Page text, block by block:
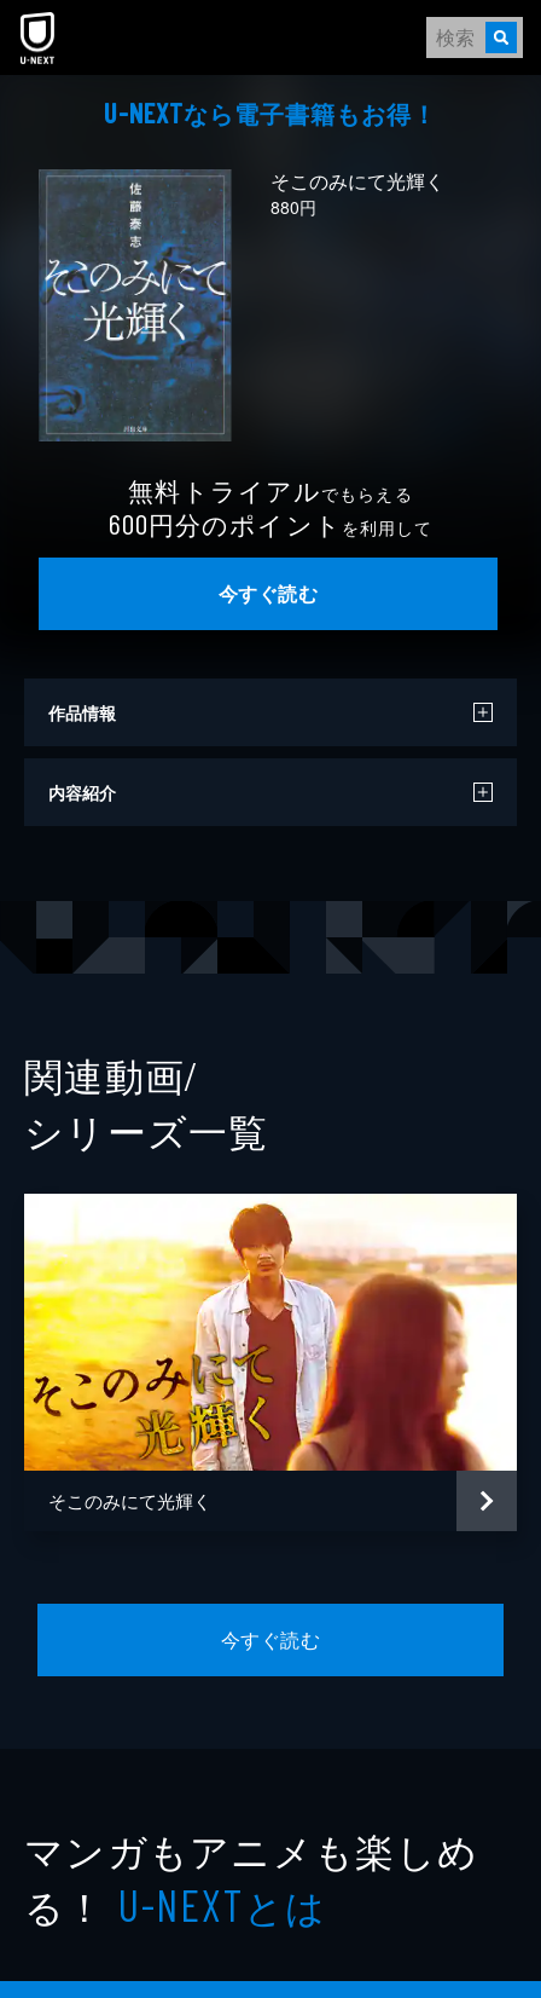
本文へスキップ
U-NEXTなら電⼦書籍もお得！
そこのみにて光輝く
880円
無料トライアルでもらえる
600円分のポイント を利用して
今すぐ読む
作品情報
著者
内容紹介
関連動画/
シリーズ⼀覧
そこのみにて光輝く
今すぐ読む
マンガもアニメも楽しめ
る！ U-NEXTとは